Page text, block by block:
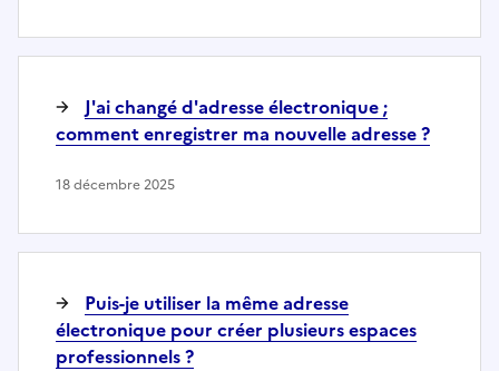
J'ai changé d'adresse électronique ;
comment enregistrer ma nouvelle adresse ?
18 décembre 2025
Puis-je utiliser la même adresse
électronique pour créer plusieurs espaces
professionnels ?